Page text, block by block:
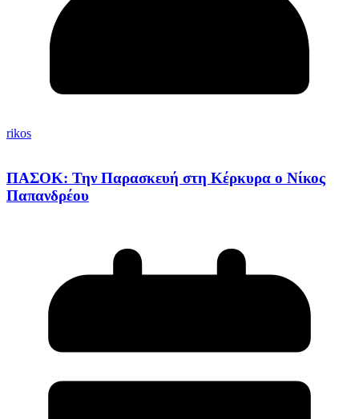
rikos
ΠΑΣΟΚ: Την Παρασκευή στη Κέρκυρα ο Νίκος
Παπανδρέου